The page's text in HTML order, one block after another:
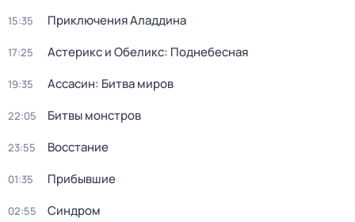
15:35 Приключения Аладдина
17:25 Астерикс и Обеликс: Поднебесная
19:35 Ассасин: Битва миров
22:05 Битвы монстров
23:55 Восстание
01:35 Прибывшие
02:55 Синдром